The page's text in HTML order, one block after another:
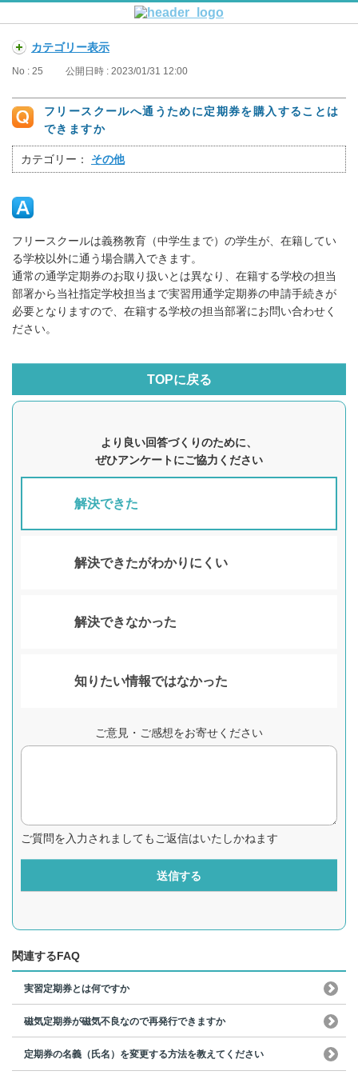
カテゴリー表示
No : 25 公開日時 : 2023/01/31 12:00
フリースクールへ通うために定期券を購入することは
できますか
カテゴリー： その他
フリースクールは義務教育（中学生まで）の学生が、在籍してい
る学校以外に通う場合購入できます。
通常の通学定期券のお取り扱いとは異なり、在籍する学校の担当
部署から当社指定学校担当まで実習用通学定期券の申請手続きが
必要となりますので、在籍する学校の担当部署にお問い合わせく
ださい。
TOPに戻る
より良い回答づくりのために、
ぜひアンケートにご協力ください
解決できた
解決できたがわかりにくい
解決できなかった
知りたい情報ではなかった
ご意見・ご感想をお寄せください
ご質問を入力されましてもご返信はいたしかねます
送信する
関連するFAQ
実習定期券とは何ですか
磁気定期券が磁気不良なので再発行できますか
定期券の名義（氏名）を変更する方法を教えてください